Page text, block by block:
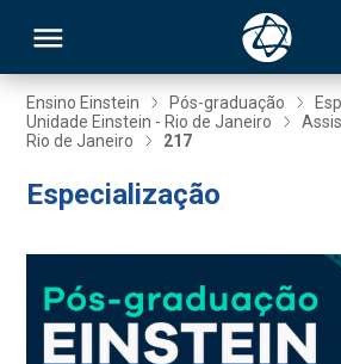
Ensino Einstein Pós-graduação
Unidade Einstein - Rio de Janeiro
Rio de Janeiro
217
Especialização